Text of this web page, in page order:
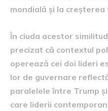
mondială și la
În ciuda acestor
precizat că contextul
operează cei doi lideri
lor de guvernare
paralelele între Trump
care liderii